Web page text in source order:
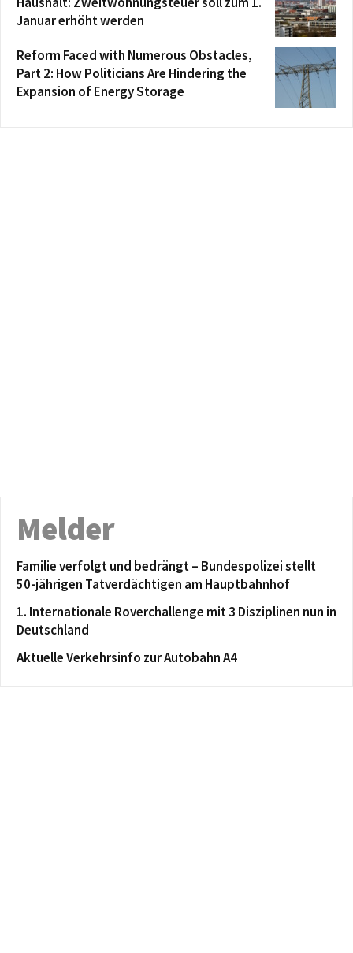
Januar erhöht werden
Reform Faced with Numerous Obstacles,
Part 2: How Politicians Are Hindering the
Expansion of Energy Storage
Melder
Familie verfolgt und bedrängt – Bundespolizei stellt
50-jährigen Tatverdächtigen am Hauptbahnhof
1. Internationale Roverchallenge mit 3 Disziplinen nun in
Deutschland
Aktuelle Verkehrsinfo zur Autobahn A4